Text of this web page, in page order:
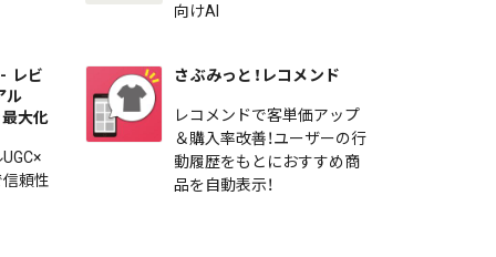
向けAI
- レビ
ル
大化
信頼性
さぶみっと！レコメンド
レコメンドで客単価アップ
＆購入率改善！ユーザーの行
動履歴をもとにおすすめ商
品を自動表示！